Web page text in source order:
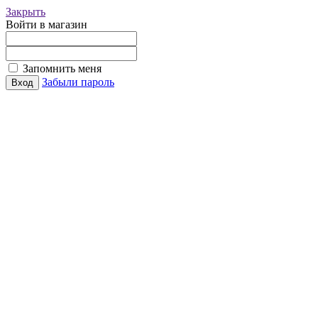
Закрыть
Войти в магазин
Запомнить меня
Забыли пароль